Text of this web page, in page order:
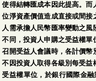
使得結轉匯成本因此提高。而
位淨資產價值造成直接或間接
人需承擔人民幣匯率變動之
不同，投資人申購之受益權
召開受益人會議時，各計價幣
不因投資人取得各級別每受益
受益權單位，於銀行國際金